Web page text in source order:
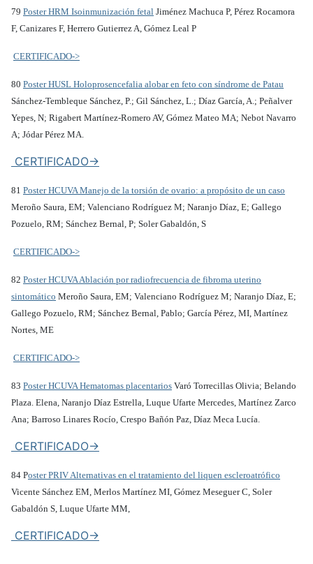
79 Poster HRM Isoinmunización fetal Jiménez Machuca P, Pérez Rocamora
F, Canizares F, Herrero Gutierrez A, Gómez Leal P
CERTIFICADO->
80 Poster HUSL Holoprosencefalia alobar en feto con síndrome de Patau
Sánchez-Tembleque Sánchez, P.; Gil Sánchez, L.; Díaz García, A.; Peñalver
Yepes, N; Rigabert Martínez-Romero AV, Gómez Mateo MA; Nebot Navarro
A; Jódar Pérez MA.
CERTIFICADO->
81 Poster HCUVA Manejo de la torsión de ovario: a propósito de un caso
Meroño Saura, EM; Valenciano Rodríguez M; Naranjo Díaz, E; Gallego
Pozuelo, RM; Sánchez Bernal, P; Soler Gabaldón, S
CERTIFICADO->
82 Poster HCUVA Ablación por radiofrecuencia de fibroma uterino
sintomático Meroño Saura, EM; Valenciano Rodríguez M; Naranjo Díaz, E;
Gallego Pozuelo, RM; Sánchez Bernal, Pablo; García Pérez, MI, Martínez
Nortes, ME
CERTIFICADO->
83 Poster HCUVA Hematomas placentarios Varó Torrecillas Olivia; Belando
Plaza. Elena, Naranjo Díaz Estrella, Luque Ufarte Mercedes, Martínez Zarco
Ana; Barroso Linares Rocío, Crespo Bañón Paz, Díaz Meca Lucía.
CERTIFICADO->
84 Poster PRIV Alternativas en el tratamiento del liquen escleroatrófico
Vicente Sánchez EM, Merlos Martínez MI, Gómez Meseguer C, Soler
Gabaldón S, Luque Ufarte MM,
CERTIFICADO->